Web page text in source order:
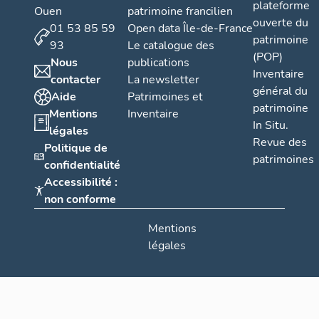
Ouen
01 53 85 59
93
Nous
contacter
Aide
Mentions
légales
Politique de
confidentialité
Accessibilité :
non conforme
patrimoine francilien
Open data Île-de-France
Le catalogue des
publications
La newsletter
Patrimoines et
Inventaire
plateforme
ouverte du
patrimoine
(POP)
Inventaire
général du
patrimoine
In Situ.
Revue des
patrimoines
Mentions
légales